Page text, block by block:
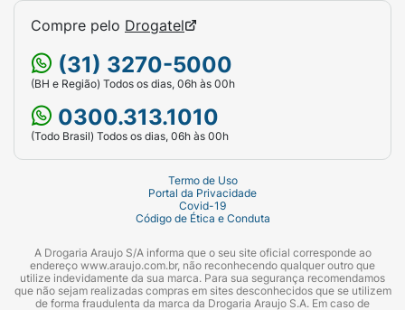
Compre pelo Drogatel
(31) 3270-5000
(BH e Região) Todos os dias, 06h às 00h
0300.313.1010
(Todo Brasil) Todos os dias, 06h às 00h
Termo de Uso
Portal da Privacidade
Covid-19
Código de Ética e Conduta
A Drogaria Araujo S/A informa que o seu site oficial corresponde ao
endereço www.araujo.com.br, não reconhecendo qualquer outro que
utilize indevidamente da sua marca. Para sua segurança recomendamos
que não sejam realizadas compras em sites desconhecidos que se utilizem
de forma fraudulenta da marca da Drogaria Araujo S.A. Em caso de